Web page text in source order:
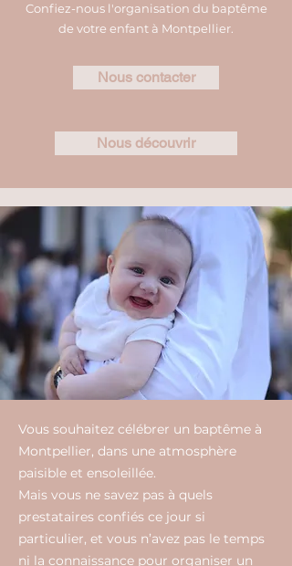
Confiez-nous l'organisation du baptême
de votre enfant à Montpellier.
Nous contacter
Nous découvrir
Vous souhaitez célébrer un baptême à
Montpellier, dans une atmosphère
paisible et ensoleillée.
Mais vous ne savez pas à quels
prestataires confiés ce jour si
particulier, et vous n’avez pas le temps
ni la connaissance pour organiser un